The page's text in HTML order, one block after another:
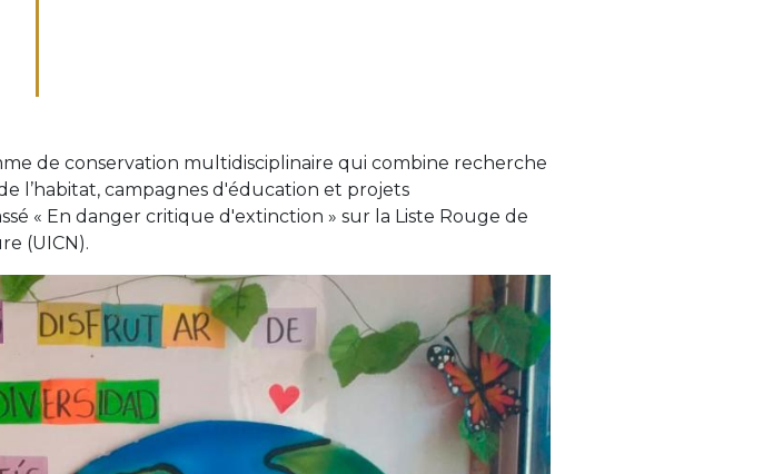
de conservation multidisciplinaire qui combine recherche
l’habitat, campagnes d'éducation et projets
« En danger critique d'extinction » sur la Liste Rouge de
(UICN).